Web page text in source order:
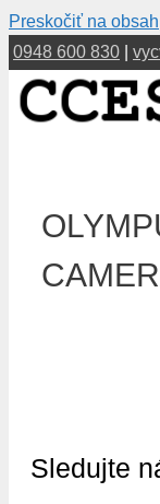
Preskočiť na obsah
0948 600 830
Sledujte